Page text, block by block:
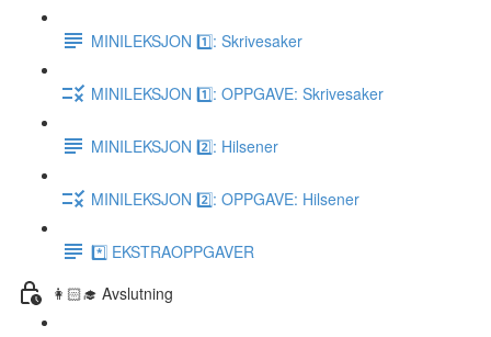
MINILEKSJON 1️⃣: Skrivesaker
MINILEKSJON 1️⃣: OPPGAVE: Skrivesaker
MINILEKSJON 2️⃣: Hilsener
MINILEKSJON 2️⃣: OPPGAVE: Hilsener
*️⃣ EKSTRAOPPGAVER
👩🏻‍🎓 Avslutning